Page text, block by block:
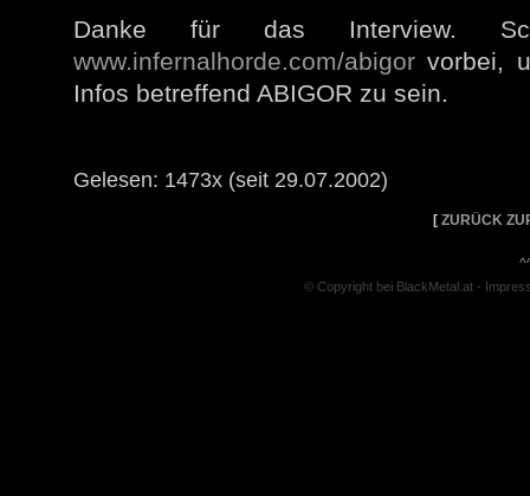
Danke für das Interview.
www.infernalhorde.com/abigor vorbei,
Infos betreffend ABIGOR zu sein.
Gelesen: 1473x (seit 29.07.2002)
[ ZURÜCK
© Copyright bei BlackMetal.at -